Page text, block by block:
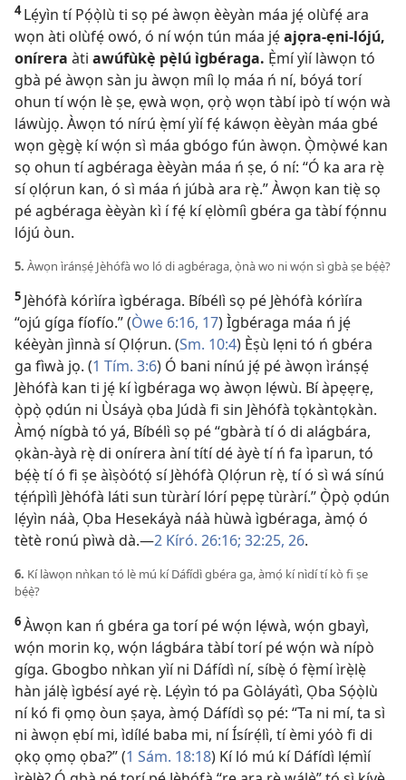
4Lẹ́yìn tí Pọ́ọ̀lù ti sọ pé àwọn èèyàn máa jẹ́ olùfẹ́ ara
wọn àti olùfẹ́ owó, ó ní wọ́n tún máa jẹ́ajọra-ẹni-lójú,
onírera àti awúfùkẹ̀ pẹ̀lú ìgbéraga. Ẹ̀mí yìí làwọn tó
gbà pé àwọn sàn ju àwọn míì lọ máa ń ní, bóyá torí
ohun tí wọ́n lè ṣe, ẹwà wọn, ọrọ̀ wọn tàbí ipò tí wọ́n wà
láwùjọ. Àwọn tó nírú ẹ̀mí yìí fẹ́ káwọn èèyàn máa gbé
wọn gẹ̀gẹ̀ kí wọ́n sì máa gbógo fún àwọn. Ọ̀mọ̀wé kan
sọ ohun tí agbéraga èèyàn máa ń ṣe, ó ní: “Ó ka ara rẹ̀
sí ọlọ́run kan, ó sì máa ń júbà ara rẹ̀.” Àwọn kan tiẹ̀ sọ
pé agbéraga èèyàn kì í fẹ́ kí ẹlòmíì gbéra ga tàbí fọ́nnu
lójú òun.
5. Àwọn ìránṣẹ́ Jèhófà wo ló di agbéraga, ọ̀nà wo ni wọ́n sì gbà ṣe bẹ́ẹ̀?
5 Jèhófà kórìíra ìgbéraga. Bíbélì sọ pé Jèhófà kórìíra
“ojú gíga fíofío.” (Òwe 6:​16, 17) Ìgbéraga máa ń jẹ́
kéèyàn jìnnà sí Ọlọ́run. (Sm. 10:4) Èṣù lẹni tó ń gbéra
ga fìwà jọ. (1 Tím. 3:6) Ó bani nínú jẹ́ pé àwọn ìránṣẹ́
Jèhófà kan ti jẹ́ kí ìgbéraga wọ àwọn lẹ́wù. Bí àpẹẹrẹ,
ọ̀pọ̀ ọdún ni Ùsáyà ọba Júdà fi sin Jèhófà tọkàntọkàn.
Àmọ́ nígbà tó yá, Bíbélì sọ pé “gbàrà tí ó di alágbára,
ọkàn-àyà rẹ̀ di onírera àní títí dé àyè tí ń fa ìparun, tó
bẹ́ẹ̀ tí ó fi ṣe àìṣòótọ́ sí Jèhófà Ọlọ́run rẹ̀, tí ó sì wá sínú
tẹ́ńpìlì Jèhófà láti sun tùràrí lórí pẹpẹ tùràrí.” Ọ̀pọ̀ ọdún
lẹ́yìn náà, Ọba Hesekáyà náà hùwà ìgbéraga, àmọ́ ó
tètè ronú pìwà dà.​—2 Kíró. 26:16; 32:​25, 26.
6. Kí làwọn nǹkan tó lè mú kí Dáfídì gbéra ga, àmọ́ kí nìdí tí kò fi ṣe
bẹ́ẹ̀?
6Àwọn kan ń gbéra ga torí pé wọ́n lẹ́wà, wọ́n gbayì,
wọ́n morin kọ, wọ́n lágbára tàbí torí pé wọ́n wà nípò
gíga. Gbogbo nǹkan yìí ni Dáfídì ní, síbẹ̀ ó fẹ̀mí ìrẹ̀lẹ̀
hàn jálẹ̀ ìgbésí ayé rẹ̀. Lẹ́yìn tó pa Gòláyátì, Ọba Sọ́ọ̀lù
ní kó fi ọmọ òun ṣaya, àmọ́ Dáfídì sọ pé: “Ta ni mí, ta sì
ni àwọn ẹbí mi, ìdílé baba mi, ní Ísírẹ́lì, tí èmi yóò fi di
ọkọ ọmọ ọba?” (1 Sám. 18:18) Kí ló mú kí Dáfídì lẹ́mìí